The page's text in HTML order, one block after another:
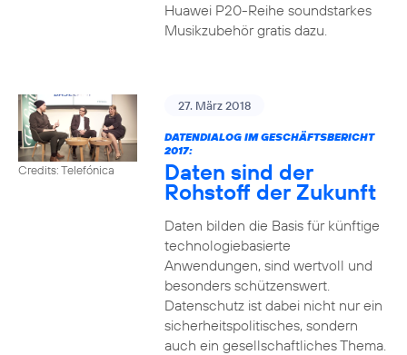
Huawei P20-Reihe soundstarkes
Musikzubehör gratis dazu.
Credits: Telefónica
27. März 2018
DATENDIALOG IM GESCHÄFTSBERICHT
2017:
Daten sind der
Rohstoff der Zukunft
Daten bilden die Basis für künftige
technologiebasierte
Anwendungen, sind wertvoll und
besonders schützenswert.
Datenschutz ist dabei nicht nur ein
sicherheitspolitisches, sondern
auch ein gesellschaftliches Thema.